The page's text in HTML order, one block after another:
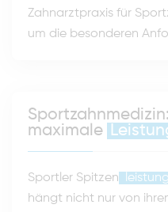
Zahnarztpraxis für
um die besonderen
maximale
Sportler Spitzen leistung
hängt nicht nur von